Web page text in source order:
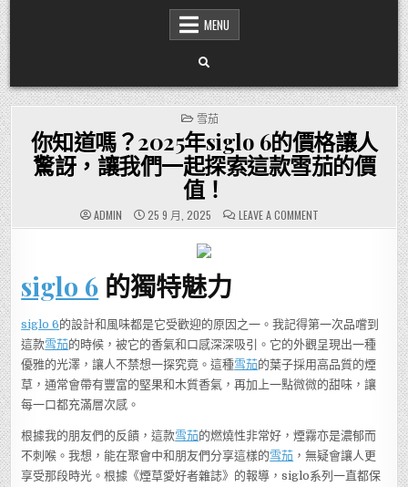
MENU
POSTED
IN
雪茄
你知道嗎？2025年siglo 6的價格讓人
驚訝，讓我們一起探索這款雪茄的價
值！
ADMIN 25 9 月, 2025 LEAVE A COMMENT
你
價
格
讓
人
驚
訝，
讓
起
探
索
這
款
siglo 6 的獨特魅力
siglo 6的設計和風味都是它受歡迎的原因之一。我記得第一次品嚐到
這款雪茄的時候，被它的香氣和口感深深吸引。它的外觀呈現出一種
優雅的光澤，讓人不禁想一探究竟。這種雪茄的葉子採用高品質的煙
草，通常會帶有豐富的堅果和木質香氣，再加上一點微微的甜味，讓
每一口都充滿層次感。
根據我的朋友們的反饋，這款雪茄的燃燒性非常好，煙霧亦是濃郁而
不刺喉。我想，能在聚會中和朋友們分享這樣的雪茄 ，無疑會讓人更
享受那段時光。根據《煙草愛好者雜誌》的報導，siglo系列一直都保